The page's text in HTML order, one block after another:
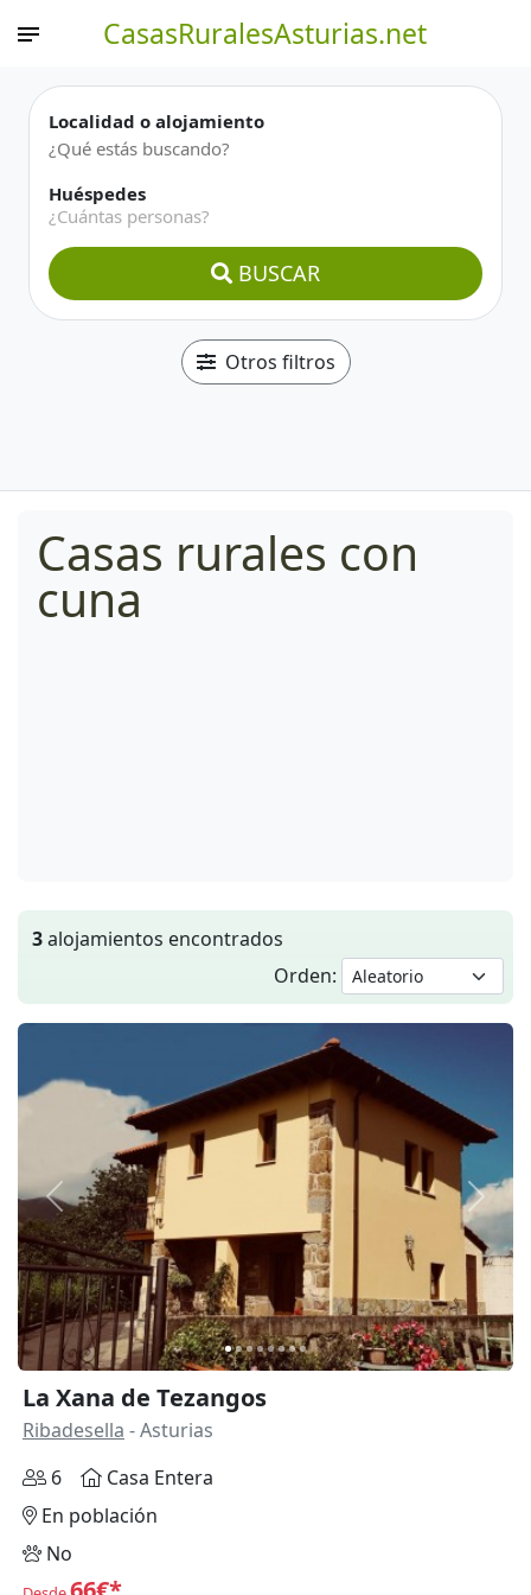
CasasRuralesAsturias.net
Localidad o alojamiento
Huéspedes
¿Cuántas personas?
BUSCAR
Otros filtros
Casas rurales con
cuna
3alojamientos encontrados
Orden:
Anterior
La Xana de Tezangos
Ribadesella - Asturias
6
Casa Entera
En población
No